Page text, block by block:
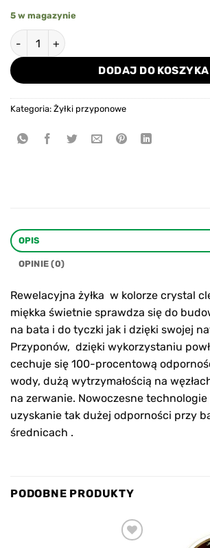
5 w magazynie
ilość Żyłka Trabucco T-Force XPS
DODAJ DO KOSZYKA
Kategoria: Żyłki przyponowe
OPIS
OPINIE (0)
Rewelacyjna żyłka w kolorze crystal
miękka świetnie sprawdza się do
na bata i do tyczki jak i dzięki swojej
Przyponów, dzięki wykorzystaniu
cechuje się 100-procentową
wody, dużą wytrzymałością na
na zerwanie. Nowoczesne
uzyskanie tak dużej odporności przy
średnicach .
PODOBNE PRODUKTY